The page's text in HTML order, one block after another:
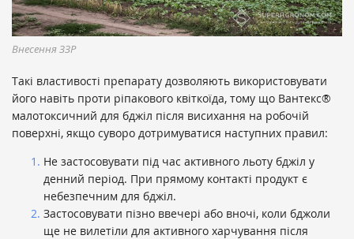
Внесення ЗЗР
Такі властивості препарату дозволяють використовувати
його навіть проти ріпакового квіткоїда, тому що Вантекс®
малотоксичний для бджіл після висихання на робочій
поверхні, якщо суворо дотримуватися наступних правил:
Не застосовувати під час активного льоту бджіл у
денний період. При прямому контакті продукт є
небезпечним для бджіл.
Застосовувати пізно ввечері або вночі, коли бджоли
ще не вилетіли для активного харчування після